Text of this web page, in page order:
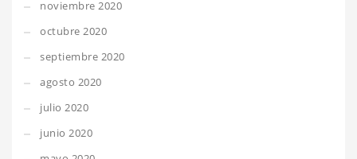
noviembre 2020
octubre 2020
septiembre 2020
agosto 2020
julio 2020
junio 2020